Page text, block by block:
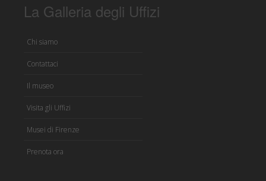
La Galleria degli Uffizi
Chi siamo
Contattaci
Il museo
Visita gli Uffizi
Musei di Firenze
Prenota ora